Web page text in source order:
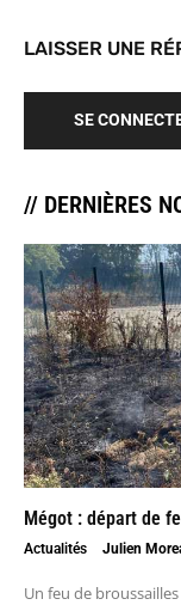
LAISSER UNE
SE
// DERNIÈRES
Mégot : départ de
Actualités Julien
Un feu de